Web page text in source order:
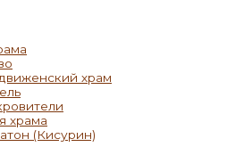
храм
храма
(Кисурин)